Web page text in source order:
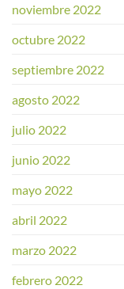
noviembre 2022
octubre 2022
septiembre 2022
agosto 2022
julio 2022
junio 2022
mayo 2022
abril 2022
marzo 2022
febrero 2022